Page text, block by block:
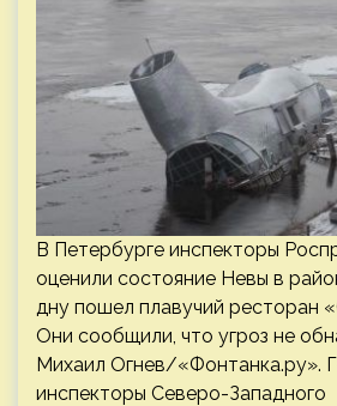
В Петербурге инспекторы
оценили состояние Невы в
дну пошел плавучий ресторан
Они сообщили, что угроз не
Михаил Огнев/«Фонтанка.ру».
инспекторы Северо-Западного